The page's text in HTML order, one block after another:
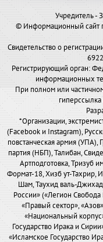
Учредитель -
© Информационный сайт
Свидетельство о
Регистрирующий орган:
информационных
При полном или
*Организации,
(Facebook и Instagram),
повстанческая армия (УПА),
партия (НБП), Талибан,
Артподготовка, Тризуб
Формат-18, Хизб ут-Тахрир,
Шам, Таухид валь-
России» («Легион
«Правый сектор»,
«Национальный
Государство Ирака и
«Исламское Государство